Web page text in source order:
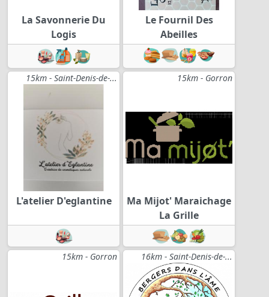
La Savonnerie Du
Logis
Le Fournil Des
Abeilles
15km - Saint-Denis-de-...
L'atelier D'eglantine
15km - Gorron
Ma Mijot' Maraichage
La Grille
15km - Gorron 16km - Saint-Denis-de-...